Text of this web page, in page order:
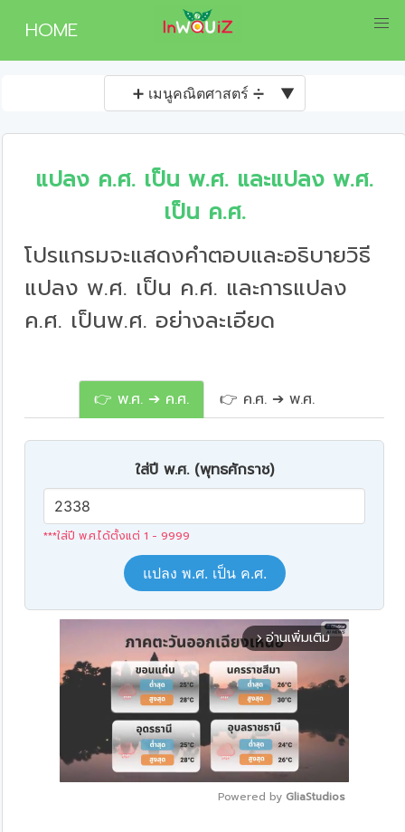
HOME
➕ เมนูคณิตศาสตร์ ➗ ▼
แปลง ค.ศ. เป็น พ.ศ. และแปลง พ.ศ.
เป็น ค.ศ.
โปรแกรมจะแสดงคำตอบและอธิบายวิธี
แปลง พ.ศ. เป็น ค.ศ. และการแปลง
ค.ศ. เป็นพ.ศ. อย่างละเอียด
👉 พ.ศ. ➔ ค.ศ. 👉 ค.ศ. ➔ พ.ศ.
ใส่ปี พ.ศ. (พุทธศักราช)
***ใส่ปี พ.ศ.ได้ตั้งแต่ 1 - 9999
แปลง พ.ศ. เป็น ค.ศ.
arrow_forward_ios อ่านเพิ่มเติม
Powered by GliaStudios